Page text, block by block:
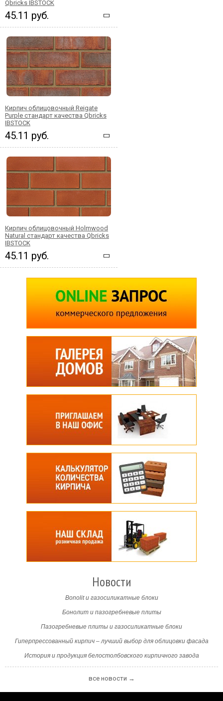
Qbricks IBSTOCK
45.11 руб.
Кирпич облицовочный Reigate
Purple стандарт качества Qbricks
IBSTOCK
45.11 руб.
Кирпич облицовочный Holmwood
Natural стандарт качества Qbricks
IBSTOCK
45.11 руб.
Новости
Bonolit и газосиликатные блоки
Бонолит и пазогребневые плиты
Пазогребневые плиты и газосиликатные блоки
Гиперпрессованный кирпич – лучший выбор для облицовки фасада
История и продукция белостолбовского кирпичного завода
все новости →